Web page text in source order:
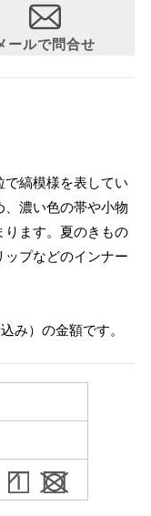
い合わせくださ
ールで問合せ
縞模様を表してい
、濃い色の帯や小物
ります。夏のきもの
プなどのインナー
み）の金額です。